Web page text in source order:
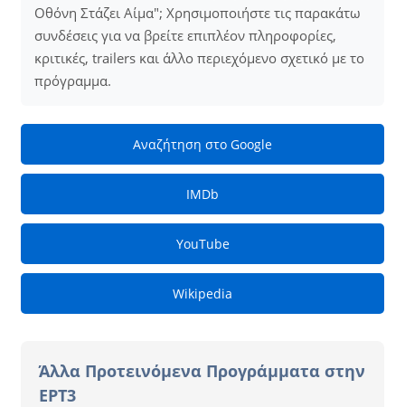
Οθόνη Στάζει Αίμα"; Χρησιμοποιήστε τις παρακάτω
συνδέσεις για να βρείτε επιπλέον πληροφορίες,
κριτικές, trailers και άλλο περιεχόμενο σχετικό με το
πρόγραμμα.
Αναζήτηση στο Google
IMDb
YouTube
Wikipedia
Άλλα Προτεινόμενα Προγράμματα στην
ΕΡΤ3